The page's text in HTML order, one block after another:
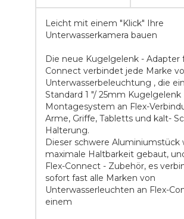
Leicht mit einem "Klick" Ihre
Unterwasserkamera bauen
Die neue Kugelgelenk - Adapter
Connect verbindet jede Marke
Unterwasserbeleuchtung , die
Standard 1 "/ 25mm Kugelgelenk
Montagesystem an Flex-
Arme, Griffe, Tabletts und kalt-
Halterung.
Dieser schwere Aluminiumstück
maximale Haltbarkeit gebaut,
Flex-Connect - Zubehör, es
sofort fast alle Marken von
Unterwasserleuchten an Flex-
einem